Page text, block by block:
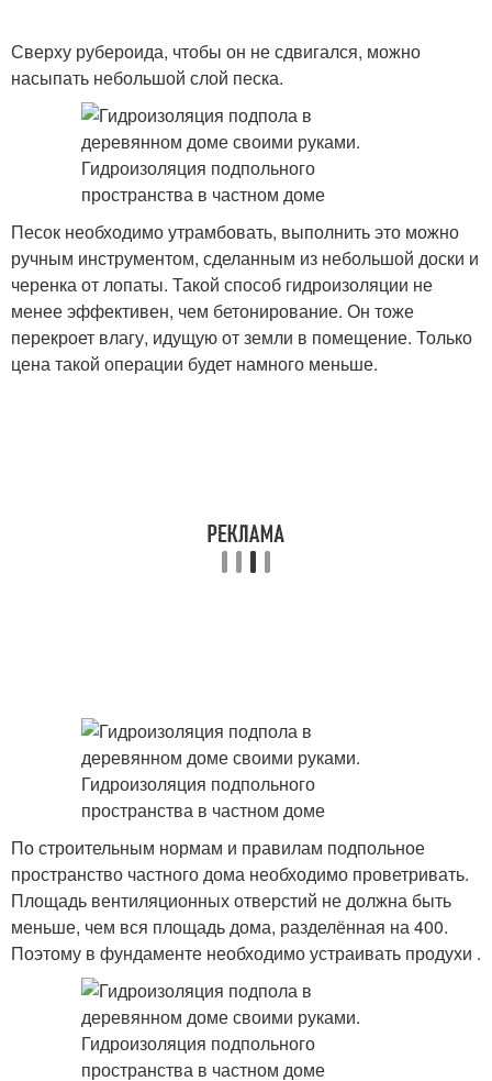
Сверху рубероида, чтобы он не сдвигался, можно
насыпать небольшой слой песка.
Песок необходимо утрамбовать, выполнить это можно
ручным инструментом, сделанным из небольшой доски и
черенка от лопаты. Такой способ гидроизоляции не
менее эффективен, чем бетонирование. Он тоже
перекроет влагу, идущую от земли в помещение. Только
цена такой операции будет намного меньше.
По строительным нормам и правилам подпольное
пространство частного дома необходимо проветривать.
Площадь вентиляционных отверстий не должна быть
меньше, чем вся площадь дома, разделённая на 400.
Поэтому в фундаменте необходимо устраивать продухи .